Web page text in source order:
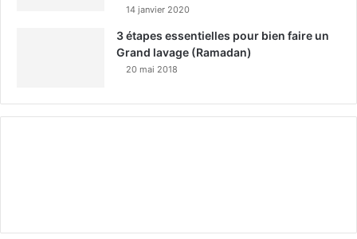
14 janvier 2020
3 étapes essentielles pour bien faire un
Grand lavage (Ramadan)
20 mai 2018